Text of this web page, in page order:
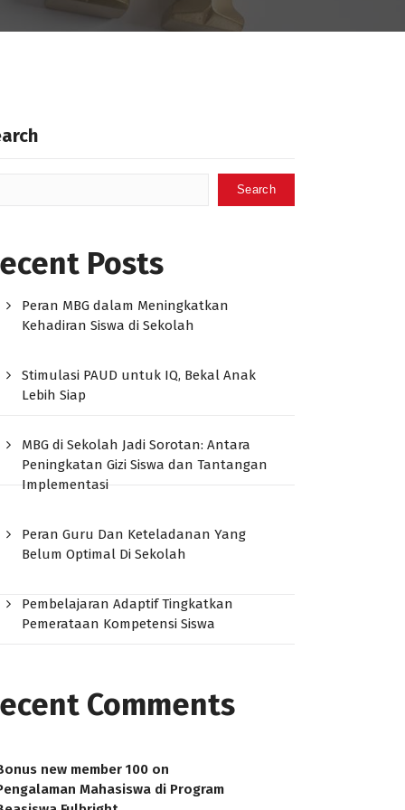
Search
Posts
Peran MBG dalam Meningkatkan
Kehadiran Siswa di Sekolah
Stimulasi PAUD untuk IQ, Bekal Anak
Lebih Siap
MBG di Sekolah Jadi Sorotan: Antara
Peningkatan Gizi Siswa dan Tantangan
Implementasi
Peran Guru Dan Keteladanan Yang
Belum Optimal Di Sekolah
Pembelajaran Adaptif Tingkatkan
Pemerataan Kompetensi Siswa
Comments
new member 100 on
Mahasiswa di Program